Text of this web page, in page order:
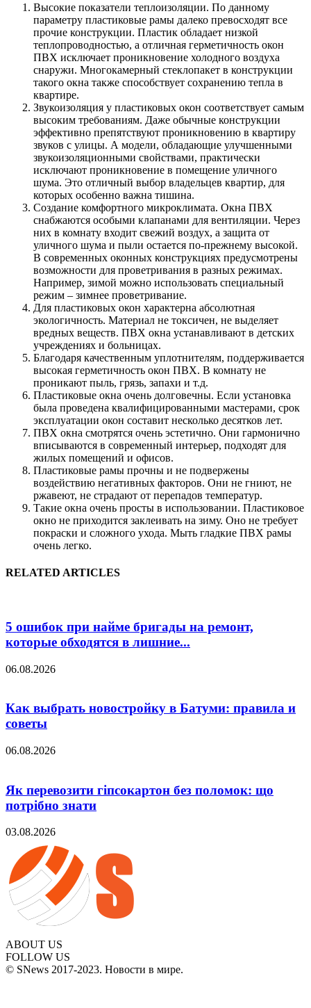
Высокие показатели теплоизоляции. По данному
параметру пластиковые рамы далеко превосходят все
прочие конструкции. Пластик обладает низкой
теплопроводностью, а отличная герметичность окон
ПВХ исключает проникновение холодного воздуха
снаружи. Многокамерный стеклопакет в конструкции
такого окна также способствует сохранению тепла в
квартире.
Звукоизоляция у пластиковых окон соответствует самым
высоким требованиям. Даже обычные конструкции
эффективно препятствуют проникновению в квартиру
звуков с улицы. А модели, обладающие улучшенными
звукоизоляционными свойствами, практически
исключают проникновение в помещение уличного
шума. Это отличный выбор владельцев квартир, для
которых особенно важна тишина.
Создание комфортного микроклимата. Окна ПВХ
снабжаются особыми клапанами для вентиляции. Через
них в комнату входит свежий воздух, а защита от
уличного шума и пыли остается по-прежнему высокой.
В современных оконных конструкциях предусмотрены
возможности для проветривания в разных режимах.
Например, зимой можно использовать специальный
режим – зимнее проветривание.
Для пластиковых окон характерна абсолютная
экологичность. Материал не токсичен, не выделяет
вредных веществ. ПВХ окна устанавливают в детских
учреждениях и больницах.
Благодаря качественным уплотнителям, поддерживается
высокая герметичность окон ПВХ. В комнату не
проникают пыль, грязь, запахи и т.д.
Пластиковые окна очень долговечны. Если установка
была проведена квалифицированными мастерами, срок
эксплуатации окон составит несколько десятков лет.
ПВХ окна смотрятся очень эстетично. Они гармонично
вписываются в современный интерьер, подходят для
жилых помещений и офисов.
Пластиковые рамы прочны и не подвержены
воздействию негативных факторов. Они не гниют, не
ржавеют, не страдают от перепадов температур.
Такие окна очень просты в использовании. Пластиковое
окно не приходится заклеивать на зиму. Оно не требует
покраски и сложного ухода. Мыть гладкие ПВХ рамы
очень легко.
RELATED ARTICLES
5 ошибок при найме бригады на ремонт,
которые обходятся в лишние...
06.08.2026
Как выбрать новостройку в Батуми: правила и
советы
06.08.2026
Як перевозити гіпсокартон без поломок: що
потрібно знати
03.08.2026
ABOUT US
FOLLOW US
© SNews 2017-2023. Новости в мире.